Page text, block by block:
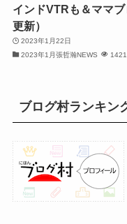
インドVTRも＆ママ
更新）
2023年1月22日
2023年1月張哲瀚NEWS
ブログ村ランキン